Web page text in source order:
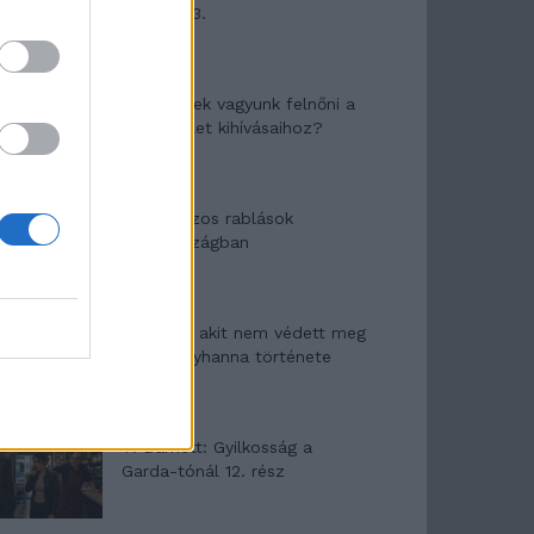
mítosza 3.
Képtelenek vagyunk felnőni a
felnőtt élet kihívásaihoz?
Altatógázos rablások
Olaszországban
A kislány, akit nem védett meg
senki – Lyhanna története
T. Barnett: Gyilkosság a
Garda-tónál 12. rész